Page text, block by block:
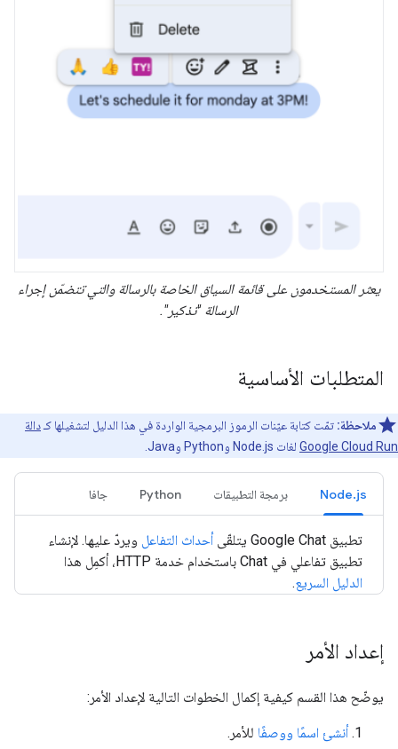
يعثر المستخدمون على قائمة السياق الخاصة بالرسالة والتي تتضمّن إجراء
الرسالة "تذكير".
المتطلبات الأساسية
ملاحظة: تمّت كتابة عيّنات الرموز البرمجية الواردة في هذا الدليل لتشغيلها كـدالة
Google Cloud Run لغات Node.js وPython وJava.
Node.js برمجة التطبيقات Python جافا
تطبيق Google Chat يتلقّى أحداث التفاعل ويردّ عليها. لإنشاء
تطبيق تفاعلي في Chat باستخدام خدمة HTTP، أكمِل هذا
الدليل السريع.
إعداد الأمر
يوضّح هذا القسم كيفية إكمال الخطوات التالية لإعداد الأمر:
أنشئ اسمًا ووصفًا للأمر.